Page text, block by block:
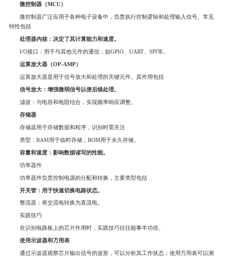
微控制器（MCU）
微控制器广泛应用于各种电子设备中，负责执行控制逻辑和处理输入信号。常见
特性包括
处理器内核：决定了其计算能力和速度。
I/O接口：用于与其他元件的通信，如GPIO、UART、SPI等。
运算放大器（OP-AMP）
运算放大器是用于信号放大和处理的关键元件。其作用包括
信号放大：增强微弱信号以便后续处理。
滤波：与电容和电阻结合，实现频率响应调整。
存储器
存储器用于存储数据和程序，识别时需关注
类型：RAM用于临时存储，ROM用于永久存储。
容量和速度：影响数据读写的性能。
功率器件
功率器件负责控制电源的分配和转换，主要类型包括
开关管：用于快速切换电路状态。
整流器：将交流电转换为直流电。
实践技巧
在识别电路板上的芯片作用时，实践技巧往往能事半功倍。
使用示波器和万用表
通过示波器观察芯片输出信号的波形，可以分析其工作状态；使用万用表可以测